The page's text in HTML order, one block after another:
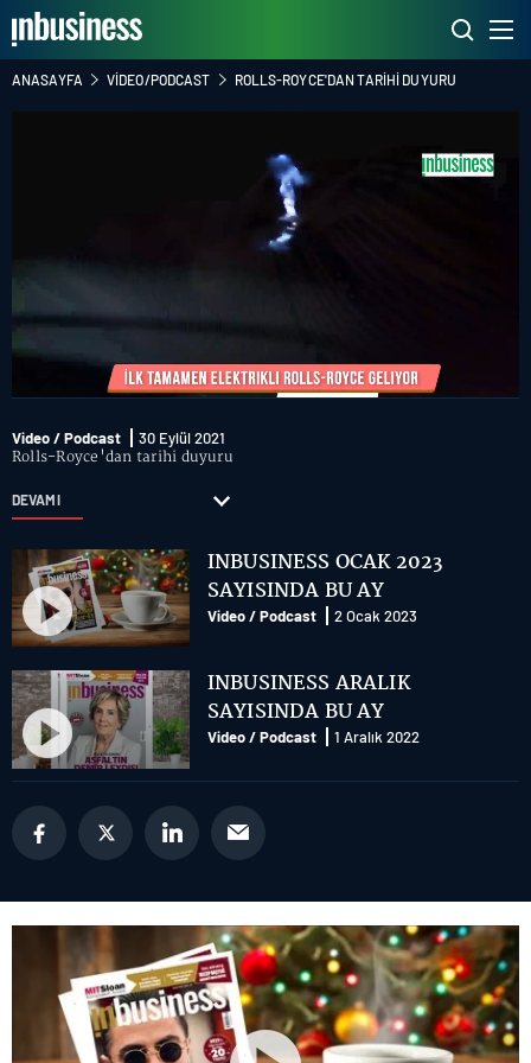
ANASAYFA VIDEO/PODCAST ROLLS-ROYCE'DAN TARIHI DUYURU
Video / Podcast 30 Eylül 2021
Rolls-Royce'dan tarihi duyuru
DEVAMI
INBUSINESS OCAK 2023
SAYISINDA BU AY
Video / Podcast 2 Ocak 2023
INBUSINESS ARALIK
SAYISINDA BU AY
Video / Podcast 1 Aralık 2022
Future of Technology webinar
serisi “Yeni Normalde Siber
Güvenlik” webinarı: Panel
Future of Technology webinar
serisi “Yeni Normalde Siber
Güvenlik” webinarı: Özel
Oturum - Dr. Ali Taha Koç
Video / Podcast 6 Temmuz 2022
Future of Technology webinar